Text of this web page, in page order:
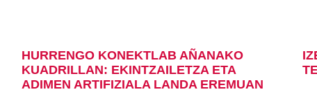
HURRENGO KONEKTLAB AÑANAKO
KUADRILLAN: EKINTZAILETZA ETA
ADIMEN ARTIFIZIALA LANDA EREMUAN